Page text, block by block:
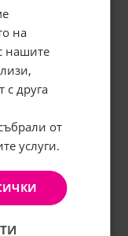
на
нашите
с друга
от
услуги.
и